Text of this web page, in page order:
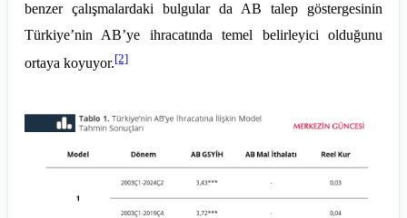
benzer çalışmalardaki bulgular da AB talep göstergesinin
Türkiye’nin AB’ye ihracatında temel belirleyici olduğunu
ortaya koyuyor.[2]